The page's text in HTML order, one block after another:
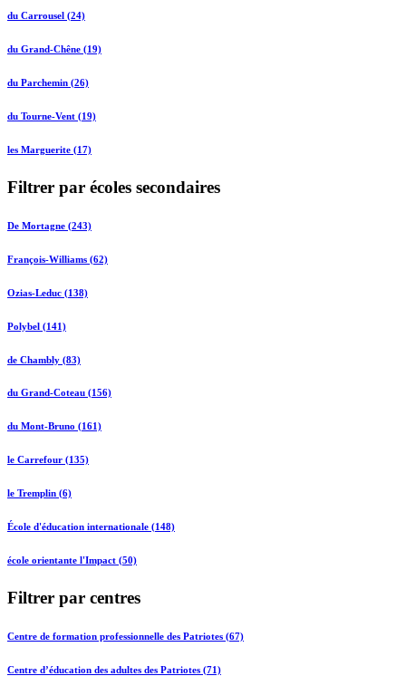
du Carrousel (24)
du Grand-Chêne (19)
du Parchemin (26)
du Tourne-Vent (19)
les Marguerite (17)
Filtrer par écoles secondaires
De Mortagne (243)
François-Williams (62)
Ozias-Leduc (138)
Polybel (141)
de Chambly (83)
du Grand-Coteau (156)
du Mont-Bruno (161)
le Carrefour (135)
le Tremplin (6)
École d'éducation internationale (148)
école orientante l'Impact (50)
Filtrer par centres
Centre de formation professionnelle des Patriotes (67)
Centre d’éducation des adultes des Patriotes (71)